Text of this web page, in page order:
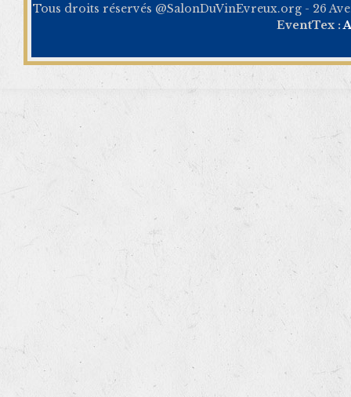
Tous droits réservés @SalonDuVinEvreux.org - 26
EventTex :